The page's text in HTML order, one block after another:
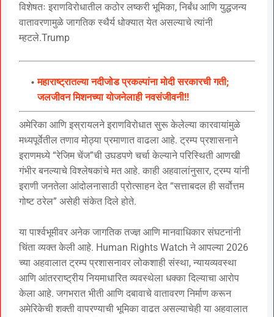
विशेषतः इराणविरोधातील कठोर लष्करी भूमिका, निर्बंध आणि युद्धजन्य
वातावरणामुळे जागतिक स्थैर्य धोक्यात येत असल्याचे त्यांनी
म्हटले.Trump
महाराष्ट्रातल्या नदीजोड प्रकल्पांना मोदी सरकारची गती;
जलजीवन मिशनच्या योजनेलाही नवसंजीवनी!!
अमेरिका आणि इस्रायलने इराणविरोधात सुरू केलेल्या कारवायांमुळे
मध्यपूर्वेतील तणाव मोठ्या प्रमाणात वाढला आहे. ट्रम्प प्रशासनाने
इराणमध्ये “रेजिम चेंज”ची उघडपणे चर्चा केल्याने परिस्थिती आणखी
गंभीर बनल्याचे विश्लेषकांचे मत आहे. काही अहवालांनुसार, ट्रम्प यांनी
इराणी जनतेला आंदोलनासाठी प्रोत्साहन देत “सत्ताबदल ही सर्वोत्तम
गोष्ट ठरेल” असेही संकेत दिले होते.
या पार्श्वभूमीवर अनेक जागतिक तज्ज्ञ आणि मानवाधिकार संघटनांनी
चिंता व्यक्त केली आहे. Human Rights Watch ने आपल्या 2026
च्या अहवालात ट्रम्प प्रशासनावर लोकशाही संस्था, न्यायव्यवस्था
आणि आंतरराष्ट्रीय नियमाधारित व्यवस्थेला धक्का दिल्याचा आरोप
केला आहे. जगभरात भीती आणि दबावाचे वातावरण निर्माण करून
अमेरिकेची शक्ती वापरण्याची भूमिका वाढत असल्याचेही या अहवालात